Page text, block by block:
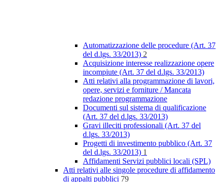
Automatizzazione delle procedure (Art. 37
del d.lgs. 33/2013) 2
Acquisizione interesse realizzazione opere
incompiute (Art. 37 del d.lgs. 33/2013)
Atti relativi alla programmazione di lavori,
opere, servizi e forniture / Mancata
redazione programmazione
Documenti sul sistema di qualificazione
(Art. 37 del d.lgs. 33/2013)
Gravi illeciti professionali (Art. 37 del
d.lgs. 33/2013)
Progetti di investimento pubblico (Art. 37
del d.lgs. 33/2013) 1
Affidamenti Servizi pubblici locali (SPL)
Atti relativi alle singole procedure di affidamento
di appalti pubblici 79